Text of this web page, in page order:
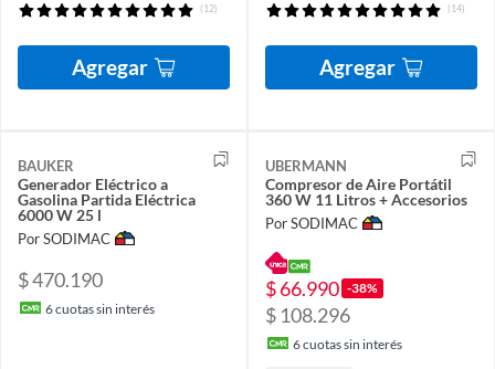
(12)
Agregar
(14)
Agregar
BAUKER
Generador Eléctrico a
Gasolina Partida Eléctrica
6000 W 25 l
Por SODIMAC
$ 470.190
6cuotas sin interés
UBERMANN
Compresor de Aire Portátil
360 W 11 Litros + Accesorios
Por SODIMAC
$ 66.990 -38%
$ 108.296
6cuotas sin interés